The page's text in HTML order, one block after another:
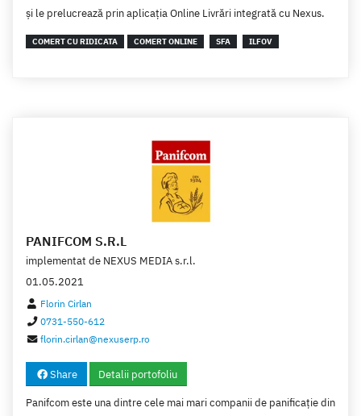
și le prelucrează prin aplicația Online Livrări integrată cu Nexus.
COMERT CU RIDICATA COMERT ONLINE SFA ILFOV
PANIFCOM S.R.L
implementat de NEXUS MEDIA s.r.l.
01.05.2021
Florin Cirlan
0731-550-612
florin.cirlan@nexuserp.ro
Share Detalii portofoliu
Panifcom este una dintre cele mai mari companii de panificaţie din